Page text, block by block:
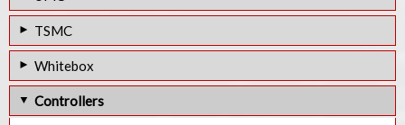
GBE (10/100 BASE-T) PHY IP IN 28HPC
40LP工艺的 GbE (10/100 Base-T) PHY IP
28HPC 工艺的GBE（10/100/1000 BASE-T）PHY IP
TSMC
GBE (10/100/1000BASE -T ) 28HPCP工艺的PHY IP
12FFC工艺的千兆以太网（10/ 100/ 1000 BASE-T）PHY IP
Whitebox
1G以太网白盒PHY IP
Controllers